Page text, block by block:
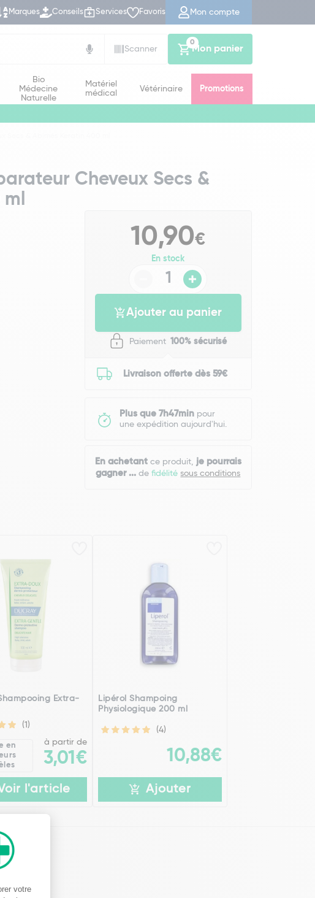
Marques Conseils Services Favoris Mon compte
Scanner
Mon panier
0
Bio
Médecine
Naturelle
Matériel
médical
Vétérinaire Promotions
Cheveux Secs &
ml
10,90€
En stock
Ajouter au panier
Paiement 100% sécurisé
Livraison offerte dès 59€
Plus que 7h47minpour
une expédition aujourd'hui.
En achetantce produit, je pourrais
gagner ... defidélitésous conditions
Extra-
(1)
en
à partir de
3,01€
l'article
Lipérol Shampoing
Physiologique 200 ml
(4)
10,88€
Ajouter